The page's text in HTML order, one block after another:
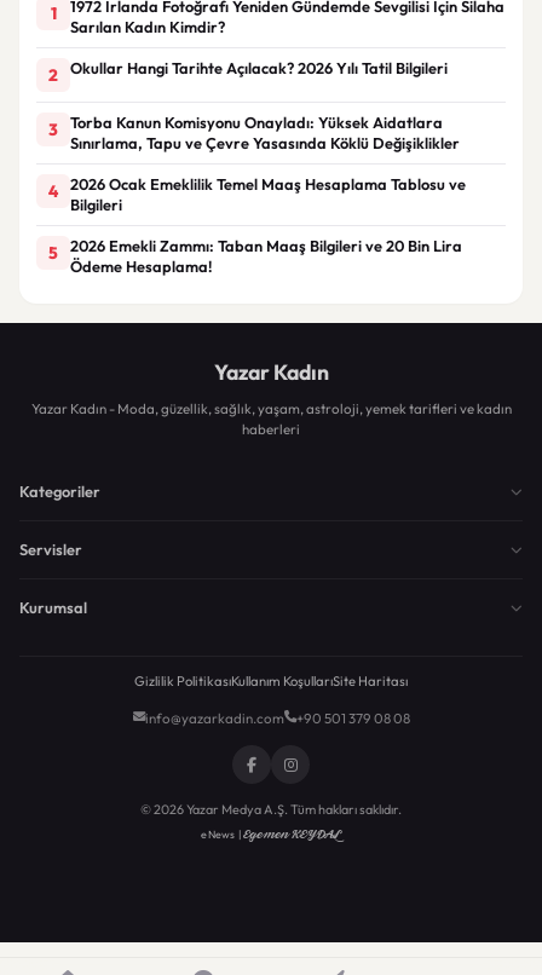
1
1972 İrlanda Fotoğrafı Yeniden Gündemde Sevgilisi İçin Silaha
Sarılan Kadın Kimdir?
2 Okullar Hangi Tarihte Açılacak? 2026 Yılı Tatil Bilgileri
3
Torba Kanun Komisyonu Onayladı: Yüksek Aidatlara
Sınırlama, Tapu ve Çevre Yasasında Köklü Değişiklikler
4
2026 Ocak Emeklilik Temel Maaş Hesaplama Tablosu ve
Bilgileri
5
2026 Emekli Zammı: Taban Maaş Bilgileri ve 20 Bin Lira
Ödeme Hesaplama!
Yazar Kadın
Yazar Kadın - Moda, güzellik, sağlık, yaşam, astroloji, yemek tarifleri ve kadın
haberleri
Kategoriler
Servisler
Kurumsal
Gizlilik PolitikasıKullanım KoşullarıSite Haritası
info@yazarkadin.com +90 501 379 08 08
© 2026 Yazar Medya A.Ş. Tüm hakları saklıdır.
eNews |Egemen KEYDAL